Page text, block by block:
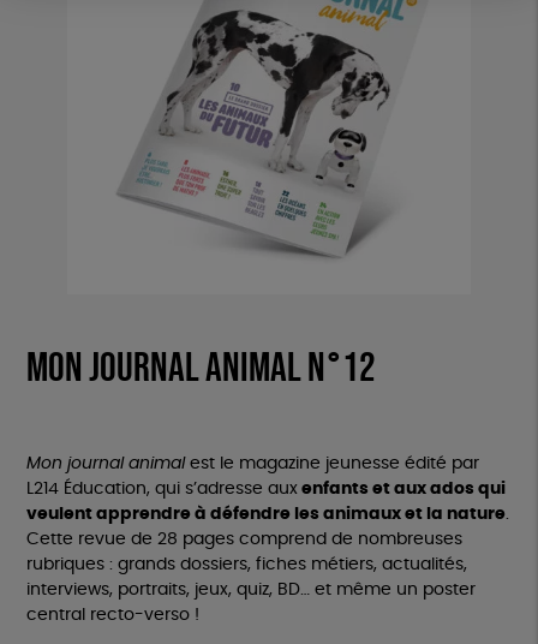
Mon journal animal n°12
Mon journal animalest le magazine jeunesse édité par
L214 Éducation, qui s’adresse auxenfants et aux ados qui
veulent apprendre à défendre les animaux et la nature.
Cette revue de 28 pages comprend de nombreuses
rubriques : grands dossiers, fiches métiers, actualités,
interviews, portraits, jeux, quiz, BD… et même un poster
central recto-verso !